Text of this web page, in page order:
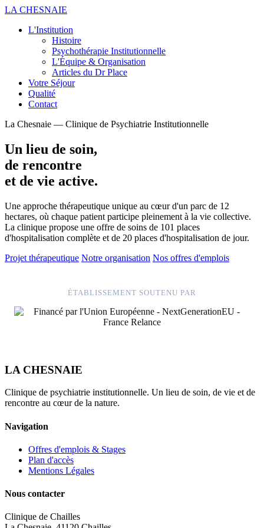
LA CHESNAIE
L'Institution
Histoire
Psychothérapie Institutionnelle
L'Équipe & Organisation
Articles du Dr Place
Votre Séjour
Qualité
Contact
La Chesnaie — Clinique de Psychiatrie Institutionnelle
Un lieu de soin,
de rencontre
et de vie active.
Une approche thérapeutique unique au cœur d'un parc de 12
hectares, où chaque patient participe pleinement à la vie collective.
La clinique propose une offre de soins de 101 places
d'hospitalisation complète et de 20 places d'hospitalisation de jour.
Projet thérapeutique Notre organisation Nos offres d'emplois
ÉTABLISSEMENT SOUTENU PAR
LA CHESNAIE
Clinique de psychiatrie institutionnelle. Un lieu de soin, de vie et de
rencontre au cœur de la nature.
Navigation
Offres d'emplois & Stages
Plan d'accès
Mentions Légales
Nous contacter
Clinique de Chailles